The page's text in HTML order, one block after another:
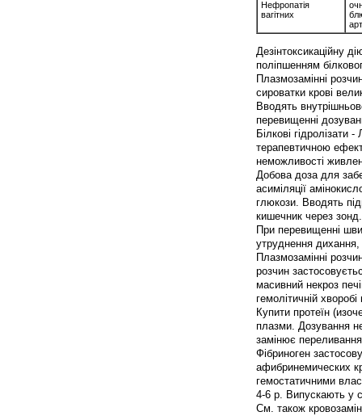
Нефропатія
вагітних
Дезінтоксикаційну
поліпшенням
Плазмозамінні
сироватки крові
Вводять
перевищенні
Білкові гідролізати
терапевтичною
неможливості
Добова доза для
асиміляції
глюкози. Вводять
кишечник через зонд.
При перевищенні
утруднення дихання,
Плазмозамінні
розчин
масивний некроз
гемолітичній
Купити протеїн
плазми. Дозування
замінює
Фібриноген
афибринемических
гемостатичними
4-6 р. Випускають у
См. також